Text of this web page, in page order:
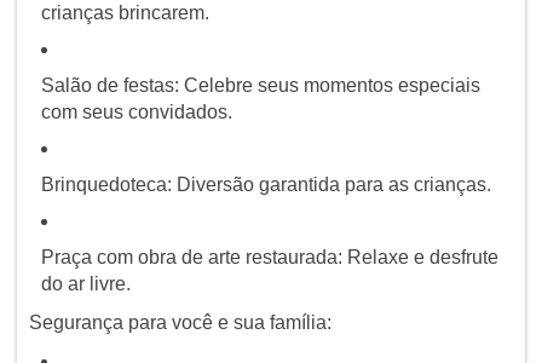
crianças brincarem.
Salão de festas: Celebre seus momentos especiais
com seus convidados.
Brinquedoteca: Diversão garantida para as crianças.
Praça com obra de arte restaurada: Relaxe e desfrute
do ar livre.
Segurança para você e sua família: